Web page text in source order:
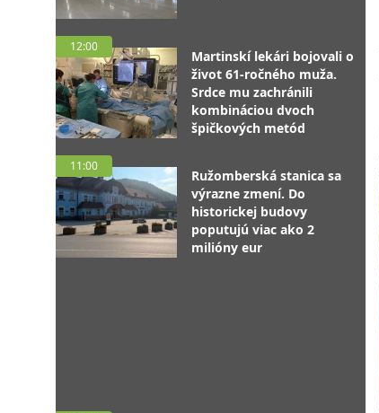
12:00
Martinskí lekári bojovali o
život 61-ročného muža.
Srdce mu zachránili
kombináciou dvoch
špičkových metód
11:00
Ružomberská stanica sa
výrazne zmení. Do
historickej budovy
poputujú viac ako 2
milióny eur